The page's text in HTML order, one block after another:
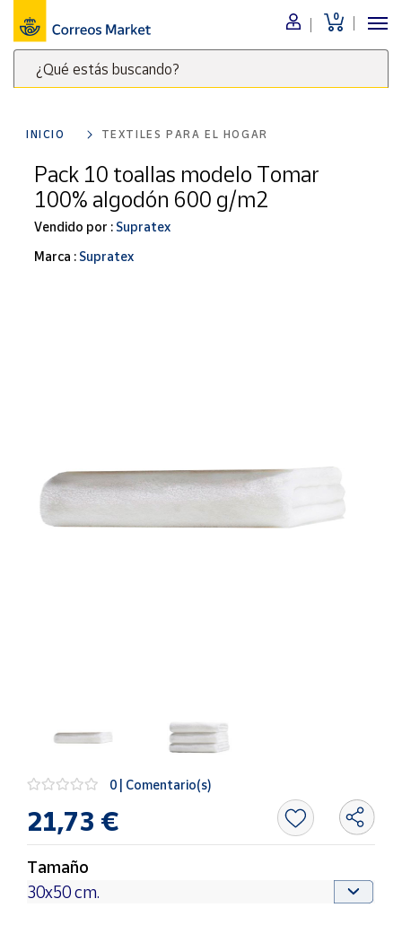
0
¿Qué estás buscando?
clave
para
buscar
productos
Correos
Menú
Nuestro
catálogo
Alimentación
Bebidas
Ocio y cultura
Juguetes y
Para Canarias,
Ceuta y Melilla
novedades
Productos
Solidarios
Ayuda
INICIO TEXTILES PARA EL HOGAR
Pack 10 toallas modelo Tomar
100% algodón 600 g/m2
Vendido por : Supratex
Marca : Supratex
0 | Comentario(s)
21,73 €
Tamaño